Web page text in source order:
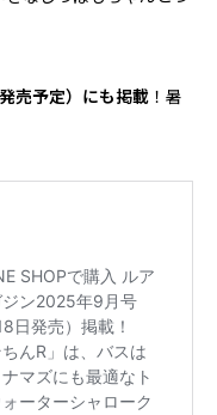
売予定）にも掲載 ！暑